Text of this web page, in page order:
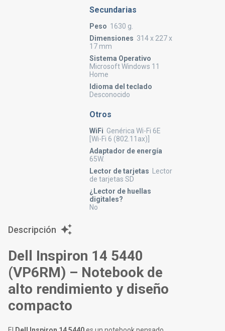
Secundarias
Peso 1630 g.
Dimensiones 314 x 227 x
17 mm
Sistema Operativo
Microsoft Windows 11
Home
Idioma del teclado
Desconocido
Otros
WiFi Genérica Wi-Fi 6E
[Wi-Fi 6 (802.11ax)]
Adaptador de energía
65W.
Lector de tarjetas
Lector
de tarjetas SD
¿Lector de huellas
digitales?
No
Descripción
Dell Inspiron 14 5440
(VP6RM) – Notebook de
alto rendimiento y diseño
compacto